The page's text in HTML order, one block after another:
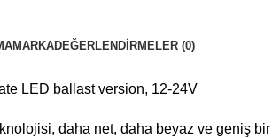
MARKADEĞERLENDIRMELER (0)
LED ballast version, 12-24V
daha net, daha beyaz ve geniş bir